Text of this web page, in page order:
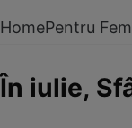
HomePentru
În iulie,